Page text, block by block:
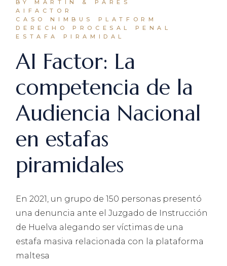
BY MARTÍN & PARÉS
AIFACTOR
CASO NIMBUS PLATFORM
DERECHO PROCESAL PENAL
ESTAFA PIRAMIDAL
AI Factor: La
competencia de la
Audiencia Nacional
en estafas
piramidales
En 2021, un grupo de 150 personas presentó
una denuncia ante el Juzgado de Instrucción
de Huelva alegando ser víctimas de una
estafa masiva relacionada con la plataforma
maltesa